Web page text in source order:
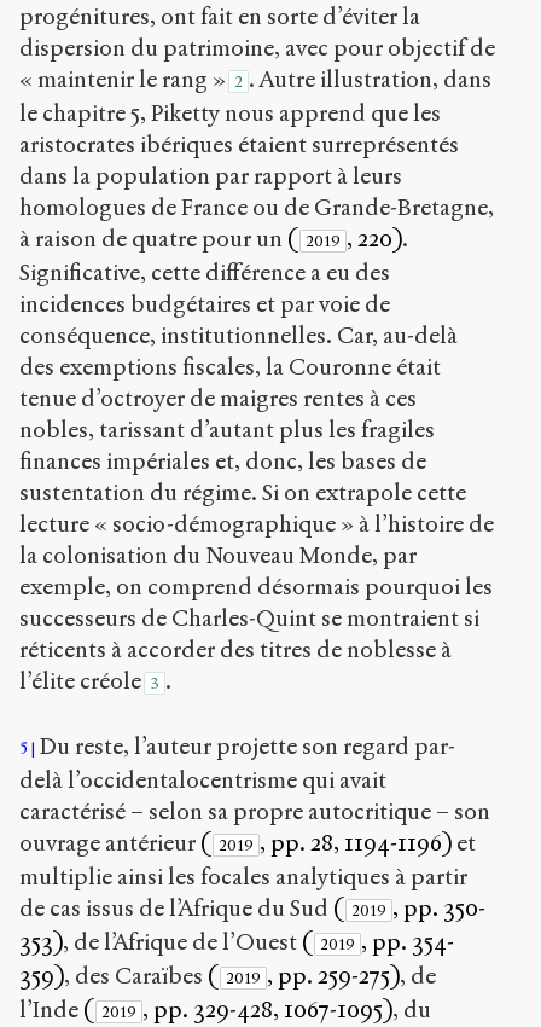
progénitures, ont fait en sorte d’éviter la
dispersion du patrimoine, avec pour objectif de
« maintenir le rang » 2 . Autre illustration, dans
le chapitre 5, Piketty nous apprend que les
aristocrates ibériques étaient surreprésentés
dans la population par rapport à leurs
homologues de France ou de Grande-Bretagne,
à raison de quatre pour un ( 2019 , 220).
Significative, cette différence a eu des
incidences budgétaires et par voie de
conséquence, institutionnelles. Car, au-delà
des exemptions fiscales, la Couronne était
tenue d’octroyer de maigres rentes à ces
nobles, tarissant d’autant plus les fragiles
finances impériales et, donc, les bases de
sustentation du régime. Si on extrapole cette
lecture « socio-démographique » à l’histoire de
la colonisation du Nouveau Monde, par
exemple, on comprend désormais pourquoi les
successeurs de Charles-Quint se montraient si
réticents à accorder des titres de noblesse à
l’élite créole 3 .
5 Du reste, l’auteur projette son regard par-
delà l’occidentalocentrisme qui avait
caractérisé – selon sa propre autocritique – son
ouvrage antérieur ( 2019 , pp. 28, 1194-1196) et
multiplie ainsi les focales analytiques à partir
de cas issus de l’Afrique du Sud ( 2019 , pp. 350-
353), de l’Afrique de l’Ouest ( 2019 , pp. 354-
359), des Caraïbes ( 2019 , pp. 259-275), de
l’Inde ( 2019 , pp. 329-428, 1067-1095), du